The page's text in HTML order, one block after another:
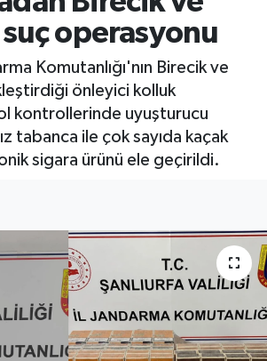
operasyonu
Komutanlığı'nın Birecik ve
önleyici kolluk
kontrollerinde uyuşturucu
tabanca ile çok sayıda kaçak
sigara ürünü ele geçirildi.